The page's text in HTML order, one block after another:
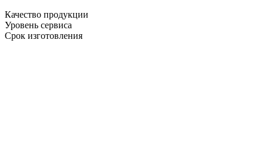
Качество продукции
Уровень сервиса
Срок изготовления